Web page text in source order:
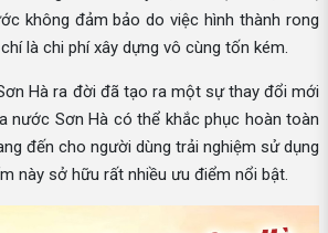
không đảm bảo do việc hình thành rong
là chi phí xây dựng vô cùng tốn kém.
Hà ra đời đã tạo ra một sự thay đổi mới
nước Sơn Hà có thể khắc phục hoàn toàn
đến cho người dùng trải nghiệm sử dụng
này sở hữu rất nhiều ưu điểm nổi bật.